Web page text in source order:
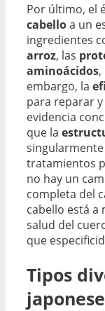
Por último, el
cabelloa un
ingredientes
arroz, las
aminoácidos
embargo, la
para reparar
evidencia
que la
tratamientos
no hay un
completa del
cabello está a
salud del
que
Tipos